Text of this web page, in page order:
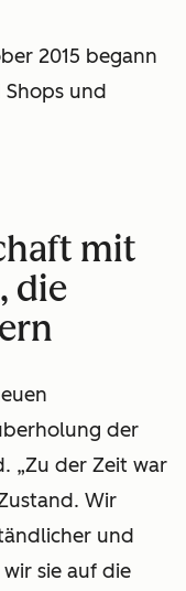
2015 begann
und
mit
die
der
„Zu der Zeit war
Wir
und
sie auf die